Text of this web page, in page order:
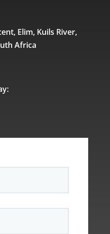
Elim, Kuils River,
Africa